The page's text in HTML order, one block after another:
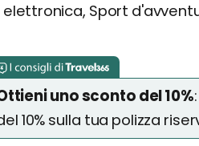
elettronica, Sport
uno sconto del 10%:
10% sulla tua polizza